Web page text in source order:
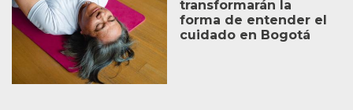
Saberes indígenas
transformarán la
forma de entender el